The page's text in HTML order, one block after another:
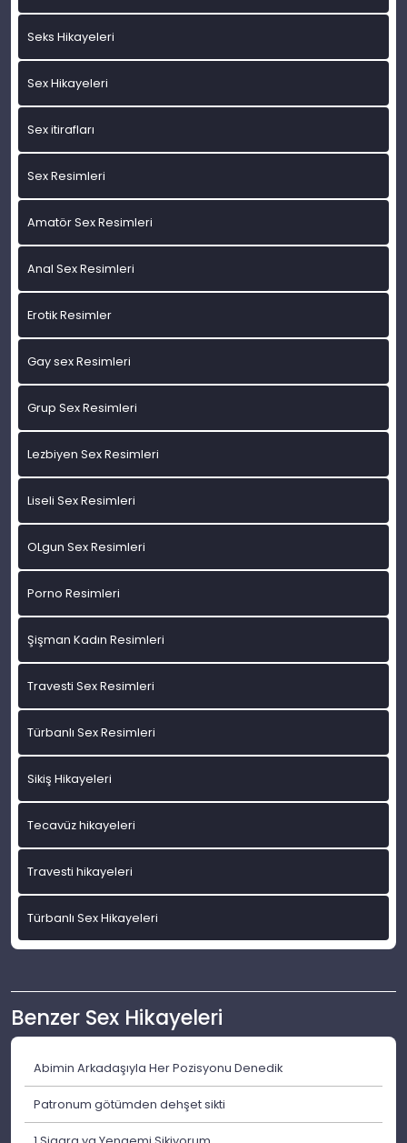
Seks Hikayeleri
Sex Hikayeleri
Sex itirafları
Sex Resimleri
Amatör Sex Resimleri
Anal Sex Resimleri
Erotik Resimler
Gay sex Resimleri
Grup Sex Resimleri
Lezbiyen Sex Resimleri
Liseli Sex Resimleri
OLgun Sex Resimleri
Porno Resimleri
Şişman Kadın Resimleri
Travesti Sex Resimleri
Türbanlı Sex Resimleri
Sikiş Hikayeleri
Tecavüz hikayeleri
Travesti hikayeleri
Türbanlı Sex Hikayeleri
Benzer Sex Hikayeleri
Abimin Arkadaşıyla Her Pozisyonu Denedik
Patronum götümden dehşet sikti